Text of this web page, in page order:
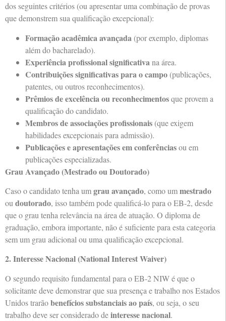
dos seguintes critérios (ou apresentar uma combinação de provas
que demonstrem sua qualificação excepcional):
Formação acadêmica avançada (por exemplo, diplomas
além do bacharelado).
Experiência profissional significativana área.
Contribuições significativas para o campo (publicações,
patentes, ou outros reconhecimentos).
Prêmios de excelência ou reconhecimentosque provem a
qualificação do candidato.
Membros de associações profissionais (que exigem
habilidades excepcionais para admissão).
Publicações e apresentações em conferênciasou em
publicações especializadas.
Grau Avançado (Mestrado ou Doutorado)
Caso o candidato tenha umgrau avançado, como ummestrado
ou doutorado, isso também pode qualificá-lo para o EB-2, desde
que o grau tenha relevância na área de atuação. O diploma de
graduação, embora importante, não é suficiente para esta categoria
sem um grau adicional ou uma qualificação excepcional.
2. Interesse Nacional (National Interest Waiver)
O segundo requisito fundamental para o EB-2 NIW é que o
solicitante deve demonstrar que sua presença e trabalho nos Estados
Unidos trarãobenefícios substanciais ao país, ou seja, o seu
trabalho deve ser considerado deinteresse nacional.